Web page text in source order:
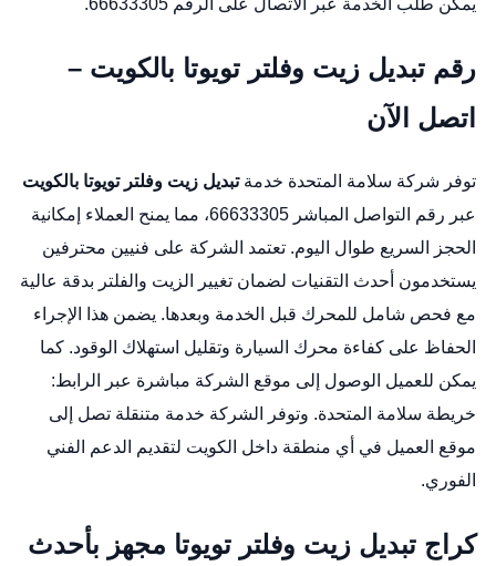
يمكن طلب الخدمة عبر الاتصال على الرقم 66633305.
رقم تبديل زيت وفلتر تويوتا بالكويت –
اتصل الآن
توفر شركة سلامة المتحدة خدمةتبديل زيت وفلتر تويوتا بالكويت
عبر رقم التواصل المباشر 66633305، مما يمنح العملاء إمكانية
الحجز السريع طوال اليوم. تعتمد الشركة على فنيين محترفين
يستخدمون أحدث التقنيات لضمان تغيير الزيت والفلتر بدقة عالية
مع فحص شامل للمحرك قبل الخدمة وبعدها. يضمن هذا الإجراء
الحفاظ على كفاءة محرك السيارة وتقليل استهلاك الوقود. كما
يمكن للعميل الوصول إلى موقع الشركة مباشرة عبر الرابط:
خريطة سلامة المتحدة. وتوفر الشركة خدمة متنقلة تصل إلى
موقع العميل في أي منطقة داخل الكويت لتقديم الدعم الفني
الفوري.
كراج تبديل زيت وفلتر تويوتا مجهز بأحدث